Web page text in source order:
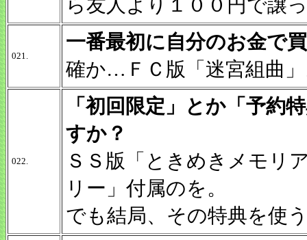
ら友人より１００円で譲
021.
一番最初に自分のお金で
確か…ＦＣ版「迷宮組曲
022.
「初回限定」とか「予約
すか？
ＳＳ版「ときめきメモリ
リー」付属のを。
でも結局、その特典を使